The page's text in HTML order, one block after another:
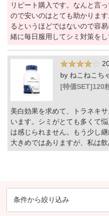
リピート購入です。なんと言
ので安いのはとても助かりま
るというほどではないので容
緒に毎日服用してシミ対策をし
by ねこねこち
[特価SET]120
美白効果を求めて、トラネキ
います。シミがとても多くて
は感じられません。もう少し
大きめではありますが、私は
条件から絞り込み